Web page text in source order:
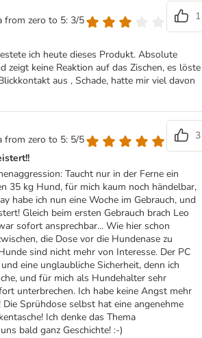
from zero to 5: 3/5
1
ich heute dieses Produkt. Absolute
zeigt keine Reaktion auf das Zischen, es löste
aus , Schade, hatte mir viel davon
from zero to 5: 5/5
3
Taucht nur in der Ferne ein
35 kg Hund, für mich kaum noch händelbar,
habe ich nun eine Woche im Gebrauch, und
Gleich beim ersten Gebrauch brach Leo
sofort ansprechbar... Wie hier schon
die Dose vor die Hundenase zu
sind nicht mehr von Interesse. Der PC
eine unglaubliche Sicherheit, denn ich
und für mich als Hundehalter sehr
unterbrechen. Ich habe keine Angst mehr
Sprühdose selbst hat eine angenehme
Ich denke das Thema
bald ganz Geschichte! :-)